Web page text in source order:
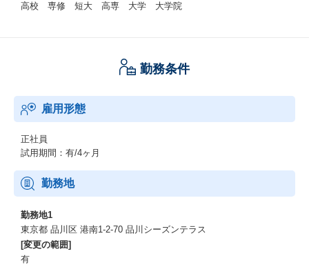
高校 専修 短大 高専 大学 大学院
勤務条件
雇用形態
正社員
試用期間：有/4ヶ月
勤務地
勤務地1
東京都 品川区 港南1-2-70 品川シーズンテラス
[変更の範囲]
有